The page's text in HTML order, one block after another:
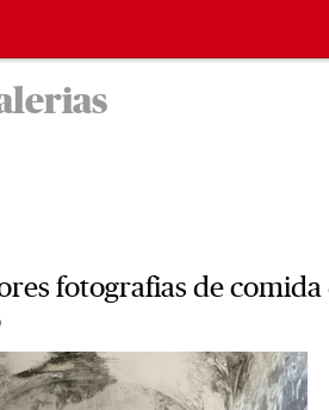
-
fotografias de